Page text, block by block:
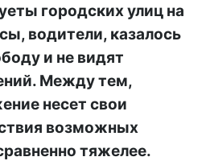
городских улиц на
водители, казалось
и не видят
Между тем,
несет свои
возможных
тяжелее.